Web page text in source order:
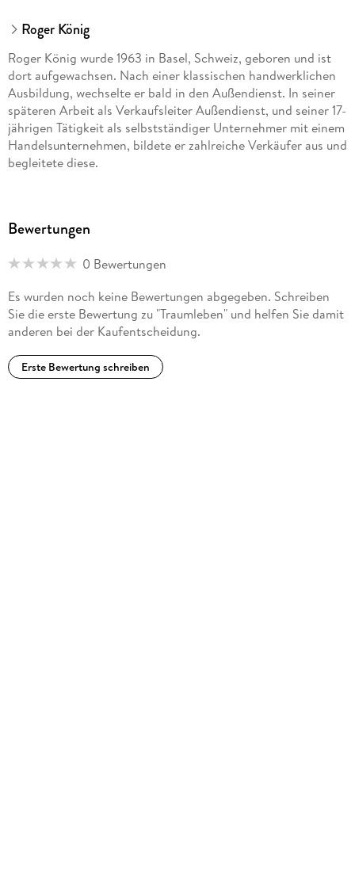
Roger König
Roger König wurde 1963 in Basel, Schweiz, geboren und ist
dort aufgewachsen. Nach einer klassischen handwerklichen
Ausbildung, wechselte er bald in den Außendienst. In seiner
späteren Arbeit als Verkaufsleiter Außendienst, und seiner 17-
jährigen Tätigkeit als selbstständiger Unternehmer mit einem
Handelsunternehmen, bildete er zahlreiche Verkäufer aus und
begleitete diese.
man erfolgreich wird und auch bleibt.
Nach zahlreichen Schicksalsschlägen entschied er sich, mit
holt er sich vor allem bei langen Spaziergängen, beim
Autofahren aber auch bei zahlreichen Gespräche und über
Fachliteratur.
Bewertungen
0 Bewertungen
Es wurden noch keine Bewertungen abgegeben. Schreiben
Sie die erste Bewertung zu "Traumleben" und helfen Sie damit
anderen bei der Kaufentscheidung.
Erste Bewertung schreiben